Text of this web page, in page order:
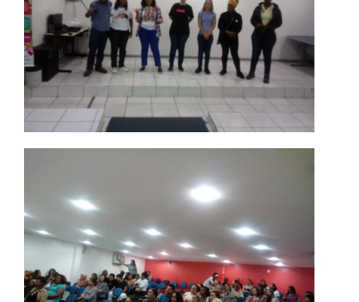
RESOLUÇÕES
RELATOS
LOGIN
PORTAL DE ALUNOS
PORTAL DE PROFESSORES/ACADÊMICO
UNIESP